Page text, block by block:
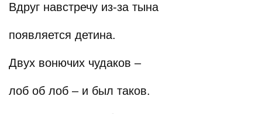
Вдруг навстречу из-за тына
появляется детина.
Двух вонючих чудаков –
лоб об лоб – и был таков.